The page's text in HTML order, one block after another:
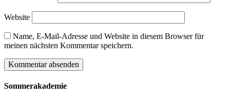
Website
Name, E-Mail-Adresse und Website in diesem Browser für
meinen nächsten Kommentar speichern.
Sommerakademie